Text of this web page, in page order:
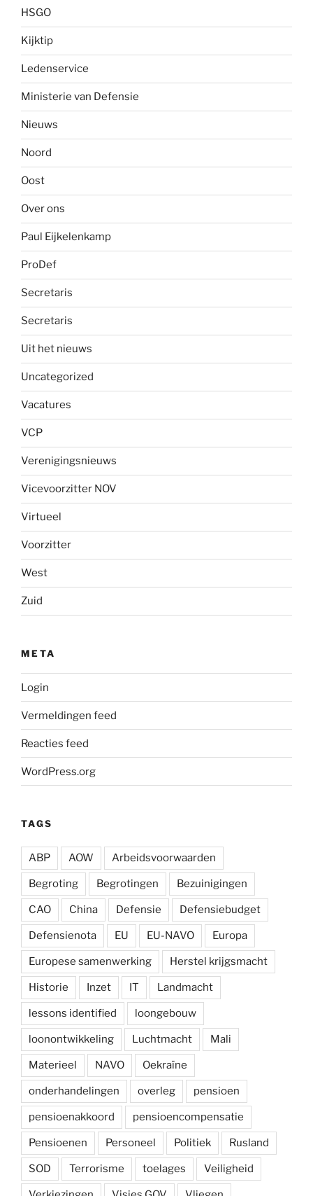
HSGO
Kijktip
Ledenservice
Ministerie van Defensie
Nieuws
Noord
Oost
Over ons
Paul Eijkelenkamp
ProDef
Secretaris
Secretaris
Uit het nieuws
Uncategorized
Vacatures
VCP
Verenigingsnieuws
Vicevoorzitter NOV
Virtueel
Voorzitter
West
Zuid
META
Login
Vermeldingen feed
Reacties feed
WordPress.org
TAGS
ABP AOW Arbeidsvoorwaarden
Begroting Begrotingen Bezuinigingen
CAO China Defensie Defensiebudget
Defensienota EU EU-NAVO Europa
Europese samenwerking Herstel krijgsmacht
Historie Inzet IT Landmacht
lessons identified loongebouw
loonontwikkeling Luchtmacht Mali
Materieel NAVO Oekraïne
onderhandelingen overleg pensioen
pensioenakkoord pensioencompensatie
Pensioenen Personeel Politiek Rusland
SOD Terrorisme toelages Veiligheid